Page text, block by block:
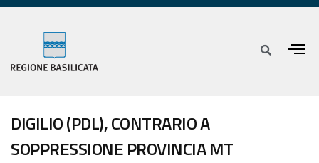
DIGILIO (PDL), CONTRARIO A
SOPPRESSIONE PROVINCIA MT